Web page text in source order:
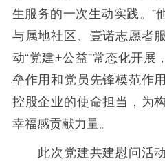
生服务的一次生动实践。”
与属地社区、壹诺志愿者
动“党建+公益”常态化开展
垒作用和党员先锋模范作
控股企业的使命担当，为
幸福感贡献力量。
此次党建共建慰问活动